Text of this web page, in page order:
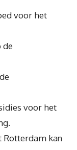
voor het
de
voor het
Rotterdam kan